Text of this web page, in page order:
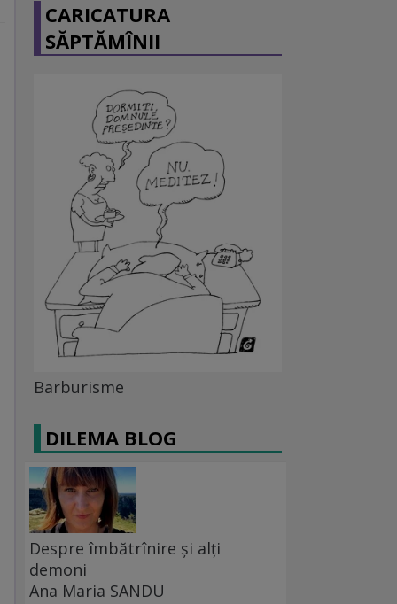
CARICATURA
SĂPTĂMÎNII
Barburisme
DILEMA BLOG
Despre îmbătrînire și alți
demoni
Ana Maria SANDU